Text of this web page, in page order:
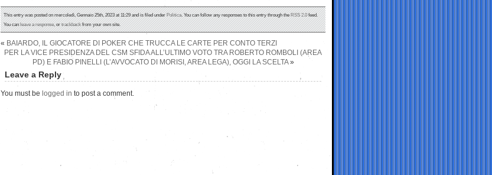
This entry was posted on mercoledì, Gennaio 25th, 2023 at 11:29 and is filed underPolitica. You can follow any responses to this entry through theRSS 2.0feed.
You canleave a response, ortrackbackfrom your own site.
« BAIARDO, IL GIOCATORE DI POKER CHE TRUCCA LE CARTE PER CONTO TERZI
PER LA VICE PRESIDENZA DEL CSM SFIDA ALL’ULTIMO VOTO TRA ROBERTO ROMBOLI (AREA
PD) E FABIO PINELLI (L’AVVOCATO DI MORISI, AREA LEGA), OGGI LA SCELTA»
Leave a Reply
You must be logged in to post a comment.